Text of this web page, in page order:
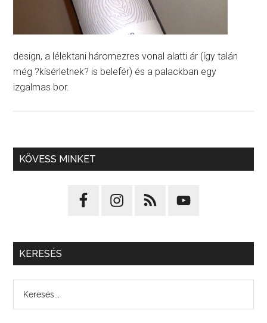
design, a lélektani háromezres vonal alatti ár (így talán
még ?kísérletnek? is belefér) és a palackban egy
izgalmas bor.
KÖVESS MINKET
KERESÉS